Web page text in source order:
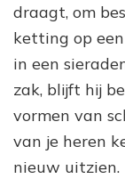
draagt, om
ketting op
in een
zak, blijft hij
vormen van
van je heren
nieuw uitzien.